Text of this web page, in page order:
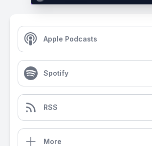
Apple Podcasts
Spotify
RSS
More